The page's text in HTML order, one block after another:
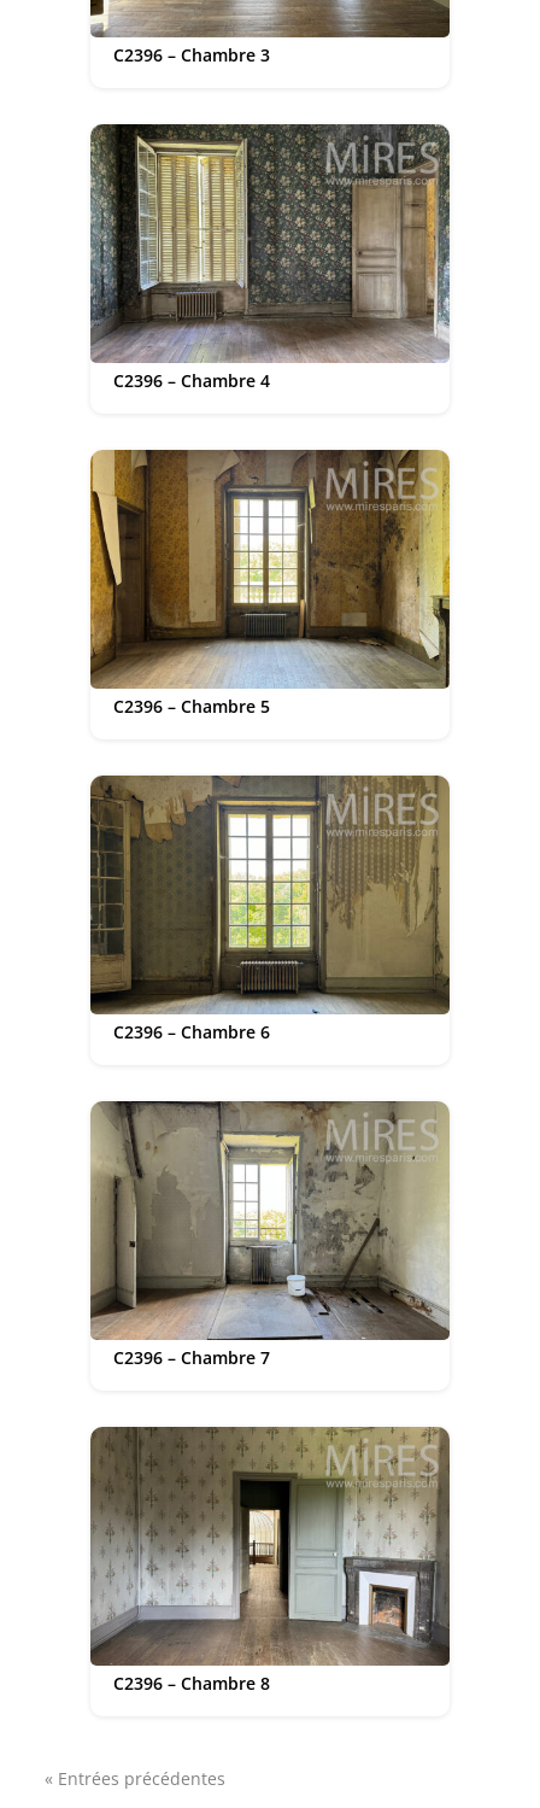
C2396 – Chambre 3
C2396 – Chambre 4
C2396 – Chambre 5
C2396 – Chambre 6
C2396 – Chambre 7
C2396 – Chambre 8
« Entrées précédentes